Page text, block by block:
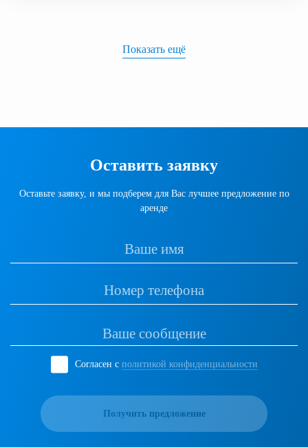
Показать ещё
Оставить заявку
Оставьте заявку, и мы подберем для Вас лучшее предложение по
аренде
Согласен с политикой конфиденциальности
Получить предложение